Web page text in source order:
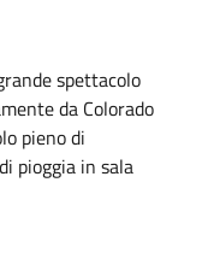
spettacolo
da Colorado
pieno di
pioggia in sala